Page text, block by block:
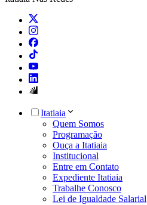
Itatiaia
Quem Somos
Programação
Ouça a Itatiaia
Institucional
Entre em Contato
Expediente Itatiaia
Trabalhe Conosco
Lei de Igualdade Salarial